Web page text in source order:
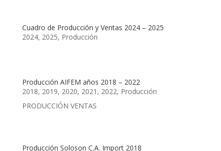
Cuadro de Producción y Ventas 2024 – 2025
2024, 2025, Producción
Producción AIFEM años 2018 – 2022
2018, 2019, 2020, 2021 , 2022, Producción
PRODUCCIÓN VENTAS
Producción Soloson C.A. Import 2018